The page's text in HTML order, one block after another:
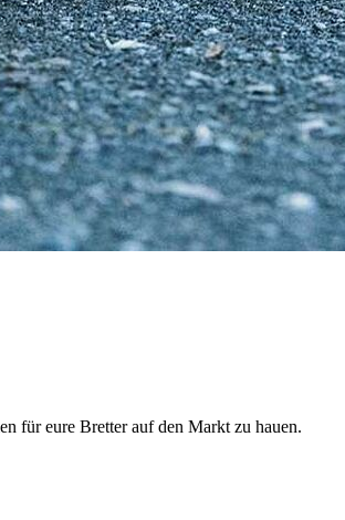
für eure Bretter auf den Markt zu hauen.